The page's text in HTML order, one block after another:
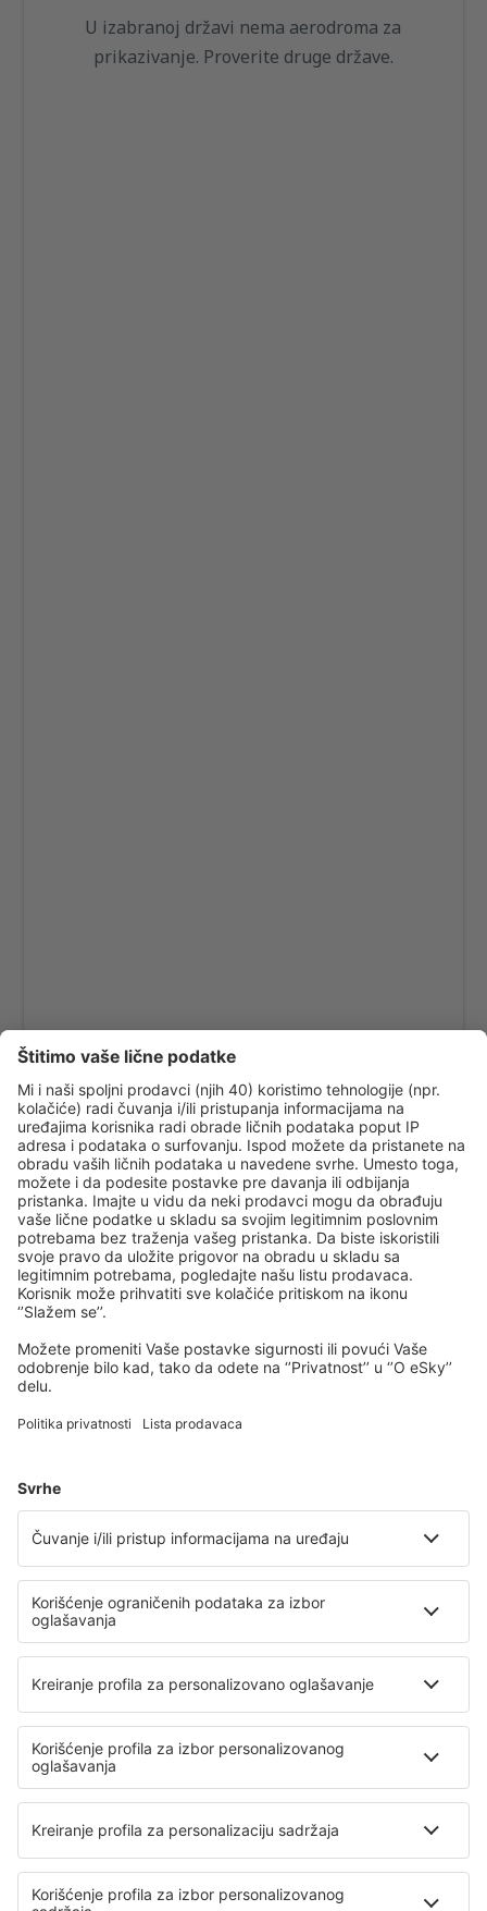
U izabranoj državi nema aerodroma za
prikazivanje. Proverite druge države.